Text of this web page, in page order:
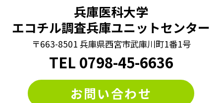
兵庫医科大学
エコチル調査兵庫ユニットセンター
〒663-8501 兵庫県西宮市武庫川町1番1号
TEL 0798-45-6636
お問い合わせ